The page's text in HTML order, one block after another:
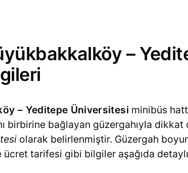
–
– Yeditepe Üniversitesi minibüs
birbirine bağlayan güzergahıyla dikkat
olarak belirlenmiştir. Güzergah
tarifesi gibi bilgiler aşağıda